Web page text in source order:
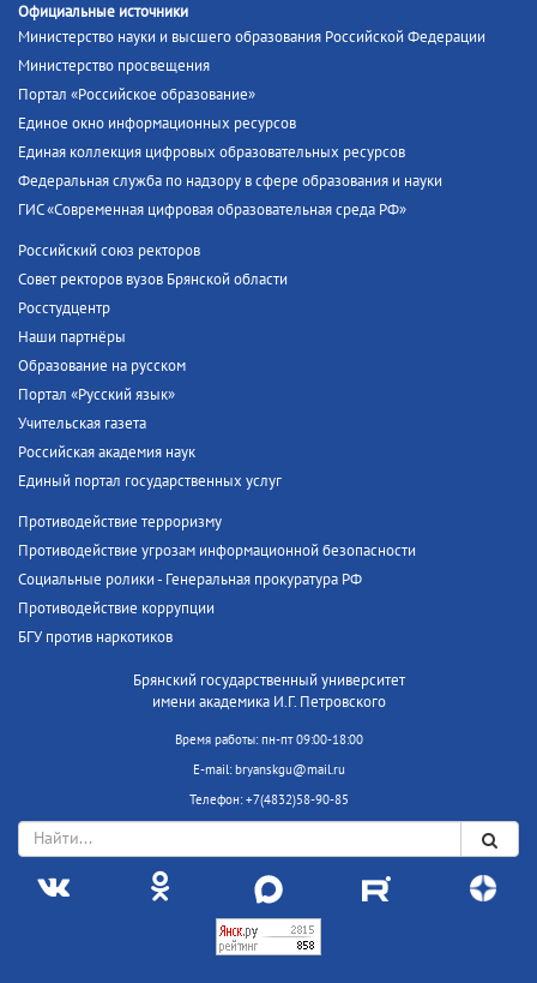
Официальные источники
Министерство науки и высшего образования Российской Федерации
Министерство просвещения
Портал «Российское образование»
Единое окно информационных ресурсов
Единая коллекция цифровых образовательных ресурсов
Федеральная служба по надзору в сфере образования и науки
ГИС «Современная цифровая образовательная среда РФ»
Российский союз ректоров
Совет ректоров вузов Брянской области
Росстудцентр
Наши партнёры
Образование на русском
Портал «Русский язык»
Учительская газета
Российская академия наук
Единый портал государственных услуг
Противодействие терроризму
Противодействие угрозам информационной безопасности
Социальные ролики - Генеральная прокуратура РФ
Противодействие коррупции
БГУ против наркотиков
Брянский государственный университет
имени академика И.Г. Петровского
Время работы: пн-пт 09:00-18:00
E-mail: bryanskgu@mail.ru
Телефон: +7(4832)58-90-85